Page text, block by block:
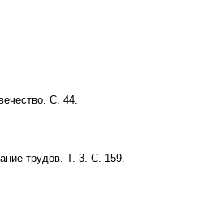
С. 44.
трудов. Т. 3. С. 159.